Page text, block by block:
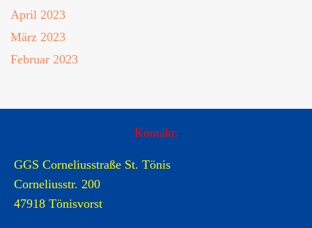
April 2023
März 2023
Februar 2023
Kontakt:
GGS Corneliusstraße St. Tönis
Corneliusstr. 200
47918 Tönisvorst